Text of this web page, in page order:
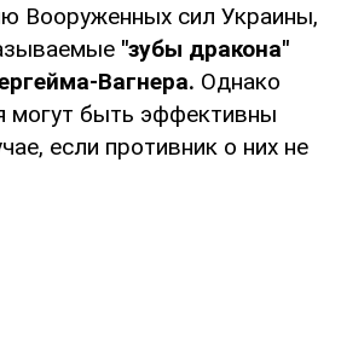
Вооруженных сил Украины,
"зубы дракона"
Вагнера. Однако
могут быть эффективны
если противник о них не